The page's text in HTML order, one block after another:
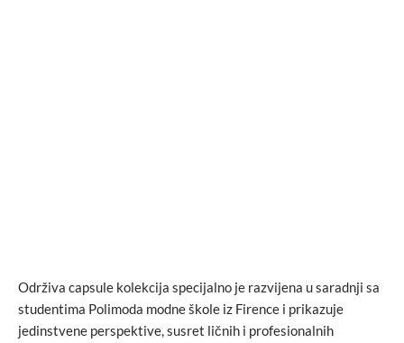
Održiva capsule kolekcija specijalno je razvijena u saradnji sa
studentima Polimoda modne škole iz Firence i prikazuje
jedinstvene perspektive, susret ličnih i profesionalnih